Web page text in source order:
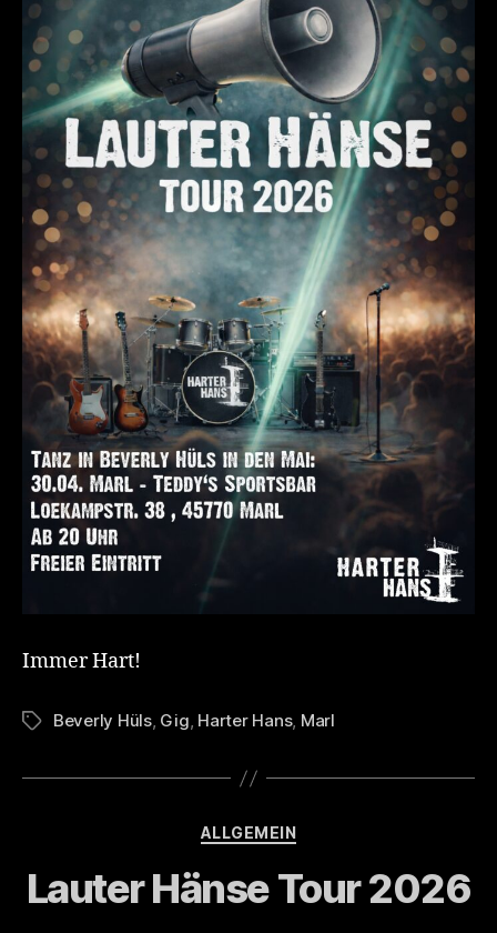
Immer Hart!
TagsBeverly Hüls, Gig, Harter Hans, Marl
Categories
ALLGEMEIN
Lauter Hänse Tour 2026